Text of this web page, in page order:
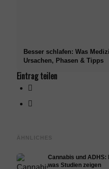
Besser schlafen: Was
Ursachen, Phasen & Tipps
Eintrag teilen
ÄHNLICHES
Cannabis und
was Studien zeigen